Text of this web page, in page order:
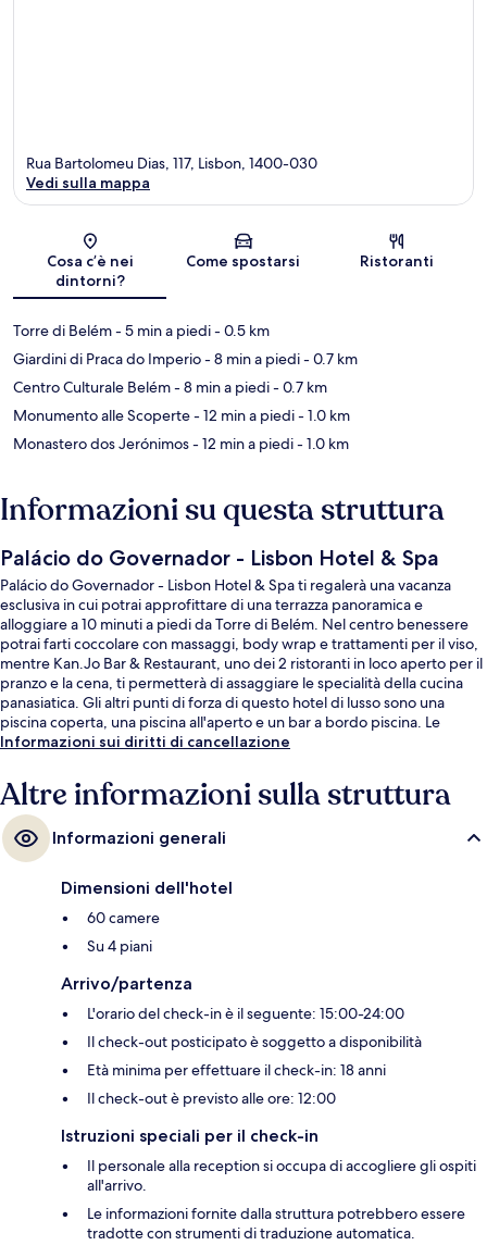
Mappa
Rua Bartolomeu Dias, 117, Lisbon, 1400-030
Vedi sulla mappa
Cosa c’è nei
dintorni?
Come spostarsi Ristoranti
Torre di Belém- 5 min a piedi- 0.5 km
Giardini di Praca do Imperio- 8 min a piedi- 0.7 km
Centro Culturale Belém- 8 min a piedi- 0.7 km
Monumento alle Scoperte- 12 min a piedi- 1.0 km
Monastero dos Jerónimos- 12 min a piedi- 1.0 km
Informazioni su questa struttura
Palácio do Governador - Lisbon Hotel & Spa
Palácio do Governador - Lisbon Hotel & Spa ti regalerà una vacanza
esclusiva in cui potrai approfittare di una terrazza panoramica e
alloggiare a 10 minuti a piedi da Torre di Belém. Nel centro benessere
potrai farti coccolare con massaggi, body wrap e trattamenti per il viso,
mentre Kan.Jo Bar & Restaurant, uno dei 2 ristoranti in loco aperto per il
pranzo e la cena, ti permetterà di assaggiare le specialità della cucina
panasiatica. Gli altri punti di forza di questo hotel di lusso sono una
piscina coperta, una piscina all'aperto e un bar a bordo piscina. Le
recensioni dei viaggiatori menzionano il personale gentile e la posizione
Lg. Princesa si trova a pochi minuti di distanza, mentre Fermata
dell’autobus di Pedrouços è a 5 min a piedi.
Informazioni sui diritti di cancellazione
Altre informazioni sulla struttura
Informazioni generali
Dimensioni dell'hotel
60 camere
Su 4 piani
Arrivo/partenza
L'orario del check-in è il seguente: 15:00-24:00
Il check-out posticipato è soggetto a disponibilità
Età minima per effettuare il check-in: 18 anni
Il check-out è previsto alle ore: 12:00
Istruzioni speciali per il check-in
Il personale alla reception si occupa di accogliere gli ospiti
all'arrivo.
Le informazioni fornite dalla struttura potrebbero essere
tradotte con strumenti di traduzione automatica.